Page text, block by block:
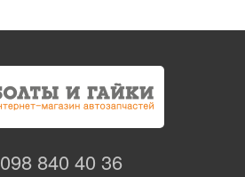
098 840 40 36